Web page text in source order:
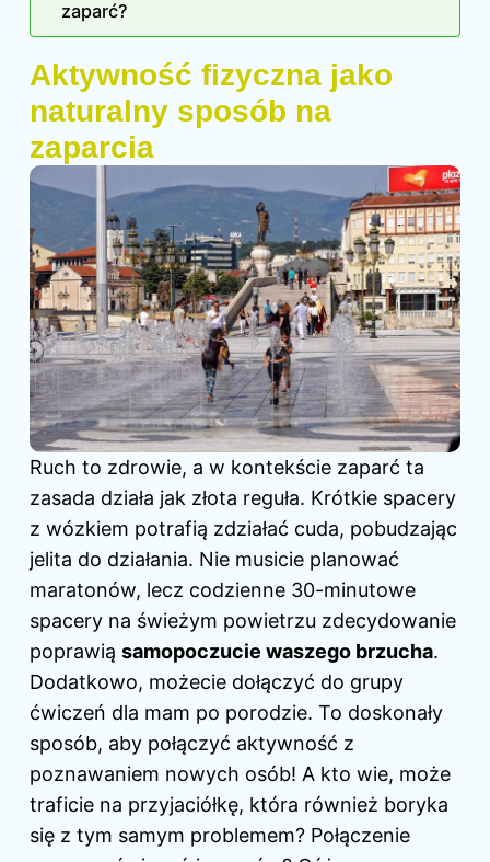
zaparć?
Aktywność fizyczna jako
naturalny sposób na
zaparcia
Ruch to zdrowie, a w kontekście zaparć ta
zasada działa jak złota reguła. Krótkie spacery
z wózkiem potrafią zdziałać cuda, pobudzając
jelita do działania. Nie musicie planować
maratonów, lecz codzienne 30-minutowe
spacery na świeżym powietrzu zdecydowanie
poprawią samopoczucie waszego brzucha.
Dodatkowo, możecie dołączyć do grupy
ćwiczeń dla mam po porodzie. To doskonały
sposób, aby połączyć aktywność z
poznawaniem nowych osób! A kto wie, może
traficie na przyjaciółkę, która również boryka
się z tym samym problemem? Połączenie